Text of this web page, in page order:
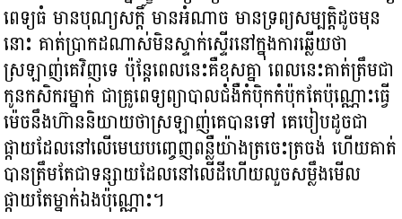
ពេទ្យធំ មានបុណ្យសក្ដិ៍ មានអំណាច មានទ្រព្យសម្បត្តិដូចមុន
នោះ គាត់ប្រាកដណាស់មិនស្ទាក់ស្ទើរនៅក្នុងការឆ្លើយថា
ស្រឡាញ់គេវិញទេ ប៉ុន្តែពេលនេះគឺខុសគ្នា ពេលនេះគាត់ត្រឹមជា
កូនកសិករម្នាក់ ជាគ្រូពេទ្យព្យាបាលជំងឺកំប៉ិកកំប៉ុកតែប៉ុណ្ណោះធ្វើ
ម៉េចនឹងហ៊ាននិយាយថាស្រឡាញ់គេបានទៅ គេបៀបដូចជា
ផ្កាយដែលនៅលើមេឃបញ្ចេញពន្លឺយ៉ាងត្រចេះត្រចង់ ហើយគាត់
បានត្រឹមតែជាទន្សាយដែលនៅលើដីហើយលួចសម្លឹងមើល
ផ្កាយតែម្នាក់ឯងប៉ុណ្ណោះ។